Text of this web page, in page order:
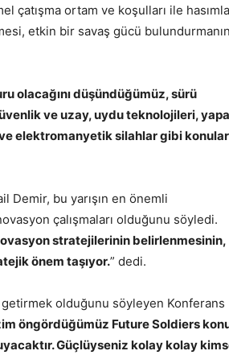
çatışma ortam ve koşulları ile
etkin bir savaş gücü bulundurmanın
olacağını düşündüğümüz, sürü
ve uzay, uydu teknolojileri,
elektromanyetik silahlar gibi
Demir, bu yarışın en önemli
çalışmaları olduğunu söyledi.
stratejilerinin belirlenmesinin,
önem taşıyor.” dedi.
getirmek olduğunu söyleyen Konferans
öngördüğümüz Future Soldiers
Güçlüyseniz kolay kolay